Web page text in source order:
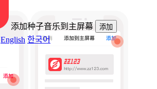
添加种子音乐到主屏幕 添加
English 한국어